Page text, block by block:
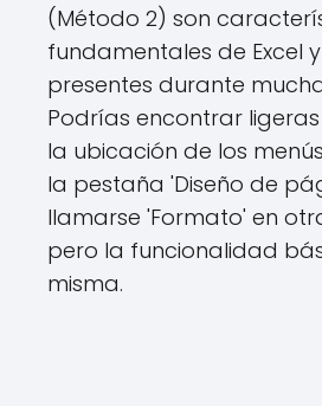
(Método 2) son
fundamentales de Excel
presentes durante
Podrías encontrar
la ubicación de los
la pestaña 'Diseño de
llamarse 'Formato' en
pero la funcionalidad
misma.